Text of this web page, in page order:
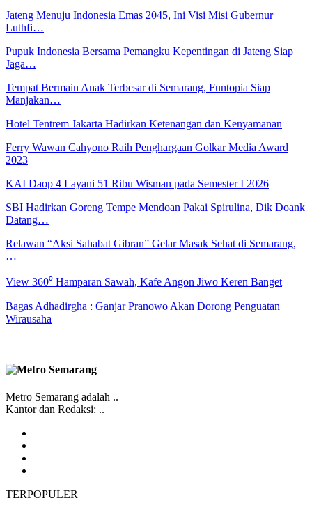
Jateng Menuju Indonesia Emas 2045, Ini Visi Misi Gubernur
Luthfi…
Pupuk Indonesia Bersama Pemangku Kepentingan di Jateng Siap
Jaga…
Tempat Bermain Anak Terbesar di Semarang, Funtopia Siap
Manjakan…
Hotel Tentrem Jakarta Hadirkan Ketenangan dan Kenyamanan
Ferry Wawan Cahyono Raih Penghargaan Golkar Media Award
2023
KAI Daop 4 Layani 51 Ribu Wisman pada Semester I 2026
SBI Hadirkan Goreng Tempe Mendoan Pakai Spirulina, Dik Doank
Datang…
Relawan “Aksi Sahabat Gibran” Gelar Masak Sehat di Semarang,
…
View 360⁰ Hamparan Sawah, Kafe Angon Jiwo Keren Banget
Bagas Adhadirgha : Ganjar Pranowo Akan Dorong Penguatan
Wirausaha
Metro Semarang adalah ..
Kantor dan Redaksi: ..
TERPOPULER